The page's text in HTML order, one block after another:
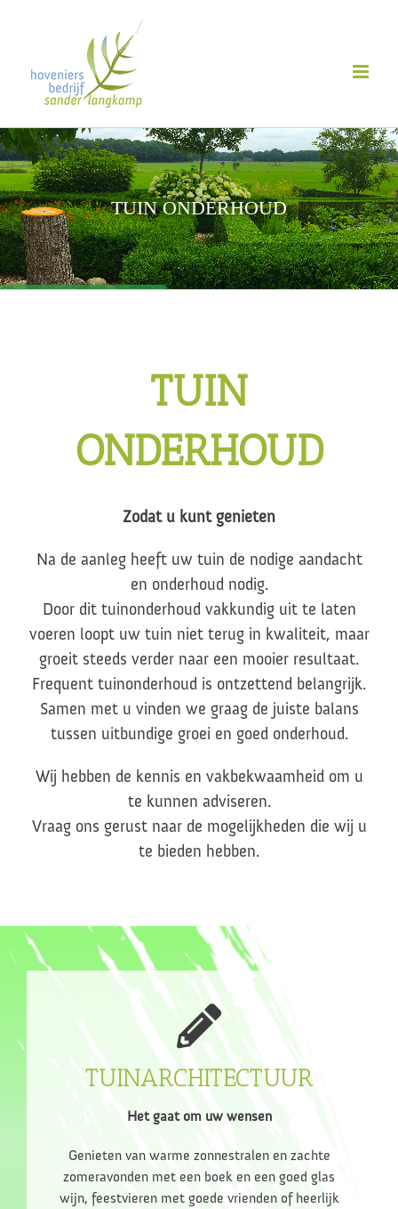
TUIN ONDERHOUD
TUIN
ONDERHOUD
Zodat u kunt genieten
Na de aanleg heeft uw tuin de nodige aandacht
en onderhoud nodig.
Door dit tuinonderhoud vakkundig uit te laten
voeren loopt uw tuin niet terug in kwaliteit, maar
groeit steeds verder naar een mooier resultaat.
Frequent tuinonderhoud is ontzettend belangrijk.
Samen met u vinden we graag de juiste balans
tussen uitbundige groei en goed onderhoud.
Wij hebben de kennis en vakbekwaamheid om u
te kunnen adviseren.
Vraag ons gerust naar de mogelijkheden die wij u
te bieden hebben.
TUINARCHITECTUUR
Het gaat om uw wensen
Genieten van warme zonnestralen en zachte
zomeravonden met een boek en een goed glas
wijn, feestvieren met goede vrienden of heerlijk